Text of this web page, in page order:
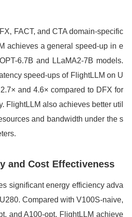
FACT, and CTA domain-specific
achieves a general speed-up in e
6.7B and LLaMA2-7B models.
speed-ups of FlightLLM on U
and 4.6× compared to DFX for
FlightLLM also achieves better util
and bandwidth under the s
and Cost Effectiveness
significant energy efficiency adva
Compared with V100S-naive,
and A100-opt, FlightLLM achieve